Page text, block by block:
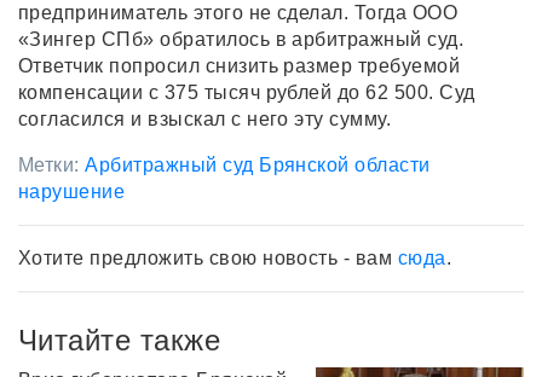
предприниматель этого не сделал. Тогда ООО
«Зингер СПб» обратилось в арбитражный суд.
Ответчик попросил снизить размер требуемой
компенсации с 375 тысяч рублей до 62 500. Суд
согласился и взыскал с него эту сумму.
Метки:Арбитражный суд Брянской области
нарушение
Хотите предложить свою новость - вам сюда.
Читайте также